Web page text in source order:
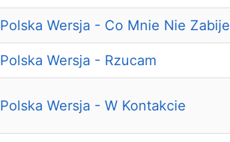
Polska Wersja - Co Mnie Nie Zabije
Polska Wersja - Rzucam
Polska Wersja - W Kontakcie